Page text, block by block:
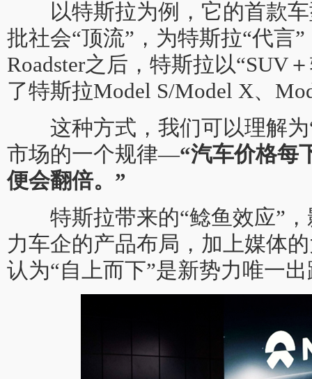
以特斯拉为例，它的首款车
批社会“顶流”，为特斯拉“代言
Roadster之后，特斯拉以“SUV
了特斯拉Model S/Model X、
这种方式，我们可以理解为
市场的一个规律—“汽车价格每
便会翻倍。”
特斯拉带来的“鲶鱼效应”，
力车企的产品布局，加上媒体
认为“自上而下”是新势力唯一